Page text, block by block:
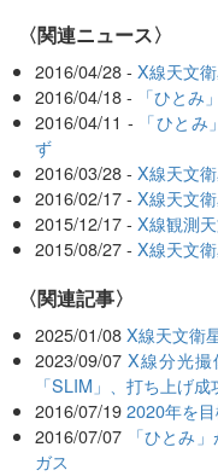
〈関連ニュース〉
2016/04/28 -X線天文
2016/04/18 -
「ひとみ
2016/04/11 -
「ひと
ず
2016/03/28 -X線天文
2016/02/17 -X線天文
2015/12/17 -X線観測
2015/08/27 -X線天文
関連記事
2025/01/08 X線天文衛
2023/09/07 X線分光
「SLIM」、打ち上げ成
2016/07/19 2020年を
2016/07/07
「ひとみ
ガス